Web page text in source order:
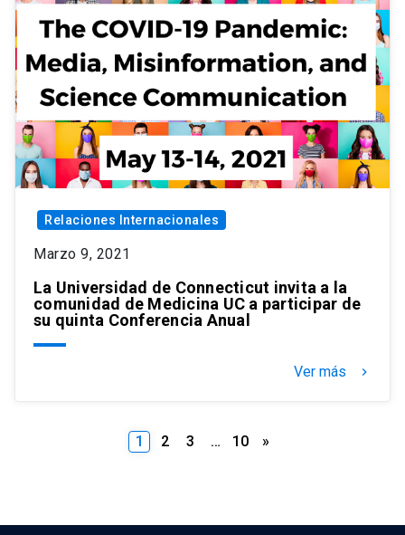
Relaciones Internacionales
Marzo 9, 2021
La Universidad de Connecticut invita a la
comunidad de Medicina UC a participar de
su quinta Conferencia Anual
Ver más keyboard_arrow_right
Paginación
1 2 3 … 10 »